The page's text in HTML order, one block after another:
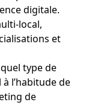
digitale.
local,
et
type de
l’habitude de
de